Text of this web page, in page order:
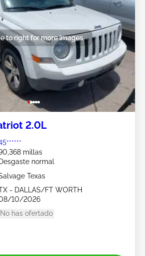
to right for more images
2.0L
millas
Desgaste normal
Texas
- DALLAS/FT WORTH
10/2026
No has ofertado